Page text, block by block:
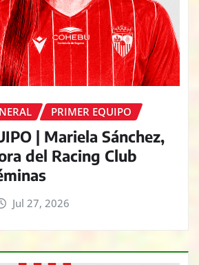
PRIMER EQUIPO
| Mariela Sánchez,
del Racing Club
Jul 27, 2026